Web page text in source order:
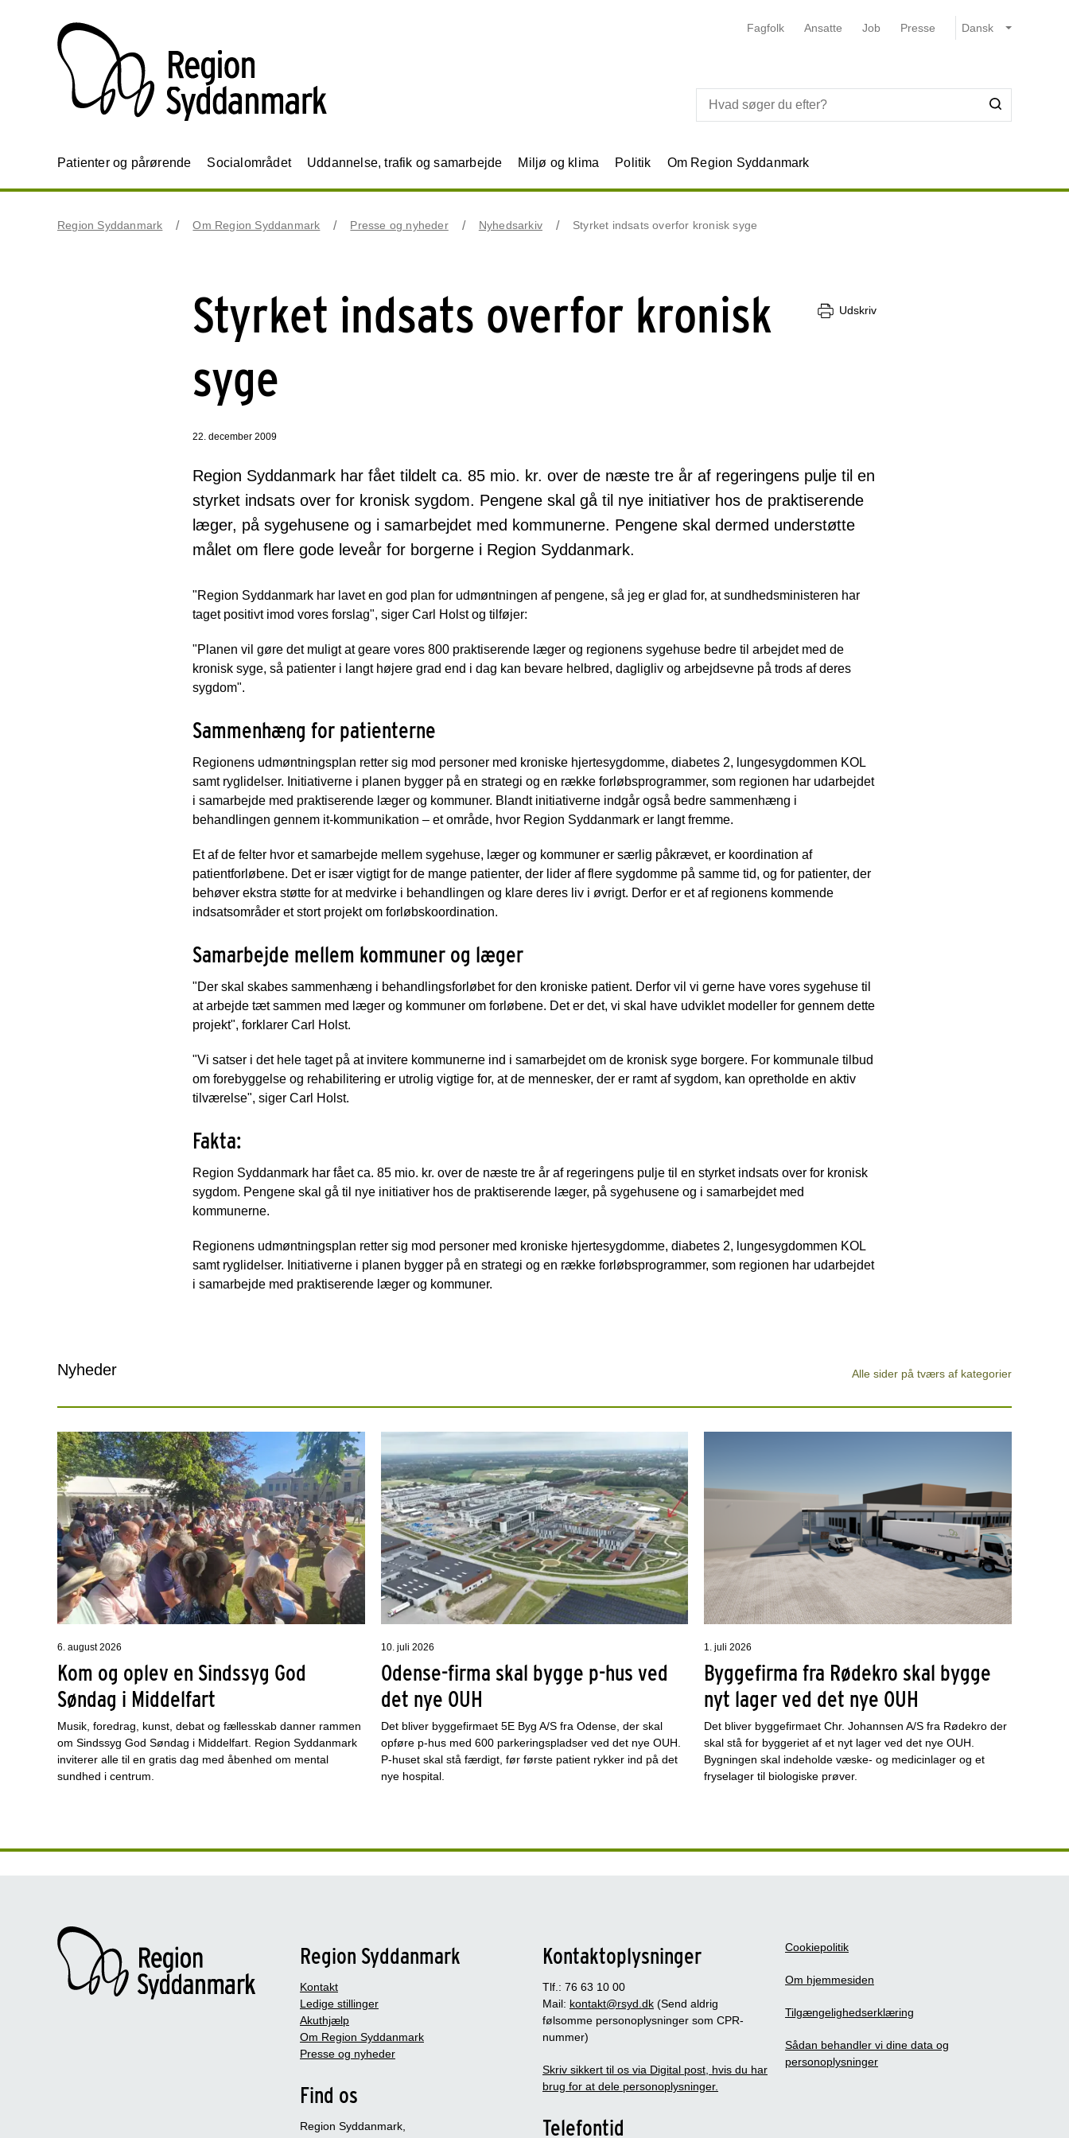
Fagfolk Ansatte Job Presse
Patienter og pårørende Socialområdet Uddannelse, trafik og samarbejde Miljø og klima Politik Om Region Syddanmark
Region Syddanmark Om Region Syddanmark Presse og nyheder Nyhedsarkiv Styrket indsats overfor kronisk syge
Styrket indsats overfor kronisk
syge
Udskriv
22. december 2009
Region Syddanmark har fået tildelt ca. 85 mio. kr. over de næste tre år af regeringens pulje til en
styrket indsats over for kronisk sygdom. Pengene skal gå til nye initiativer hos de praktiserende
læger, på sygehusene og i samarbejdet med kommunerne. Pengene skal dermed understøtte
målet om flere gode leveår for borgerne i Region Syddanmark.
"Region Syddanmark har lavet en god plan for udmøntningen af pengene, så jeg er glad for, at sundhedsministeren har
taget positivt imod vores forslag", siger Carl Holst og tilføjer:
"Planen vil gøre det muligt at geare vores 800 praktiserende læger og regionens sygehuse bedre til arbejdet med de
kronisk syge, så patienter i langt højere grad end i dag kan bevare helbred, dagligliv og arbejdsevne på trods af deres
sygdom".
Sammenhæng for patienterne
Regionens udmøntningsplan retter sig mod personer med kroniske hjertesygdomme, diabetes 2, lungesygdommen KOL
samt ryglidelser. Initiativerne i planen bygger på en strategi og en række forløbsprogrammer, som regionen har udarbejdet
i samarbejde med praktiserende læger og kommuner. Blandt initiativerne indgår også bedre sammenhæng i
behandlingen gennem it-kommunikation – et område, hvor Region Syddanmark er langt fremme.
Et af de felter hvor et samarbejde mellem sygehuse, læger og kommuner er særlig påkrævet, er koordination af
patientforløbene. Det er især vigtigt for de mange patienter, der lider af flere sygdomme på samme tid, og for patienter, der
behøver ekstra støtte for at medvirke i behandlingen og klare deres liv i øvrigt. Derfor er et af regionens kommende
indsatsområder et stort projekt om forløbskoordination.
Samarbejde mellem kommuner og læger
"Der skal skabes sammenhæng i behandlingsforløbet for den kroniske patient. Derfor vil vi gerne have vores sygehuse til
at arbejde tæt sammen med læger og kommuner om forløbene. Det er det, vi skal have udviklet modeller for gennem dette
projekt", forklarer Carl Holst.
"Vi satser i det hele taget på at invitere kommunerne ind i samarbejdet om de kronisk syge borgere. For kommunale tilbud
om forebyggelse og rehabilitering er utrolig vigtige for, at de mennesker, der er ramt af sygdom, kan opretholde en aktiv
tilværelse", siger Carl Holst.
Fakta:
Region Syddanmark har fået ca. 85 mio. kr. over de næste tre år af regeringens pulje til en styrket indsats over for kronisk
sygdom. Pengene skal gå til nye initiativer hos de praktiserende læger, på sygehusene og i samarbejdet med
kommunerne.
Regionens udmøntningsplan retter sig mod personer med kroniske hjertesygdomme, diabetes 2, lungesygdommen KOL
samt ryglidelser. Initiativerne i planen bygger på en strategi og en række forløbsprogrammer, som regionen har udarbejdet
i samarbejde med praktiserende læger og kommuner.
Nyheder Alle sider på tværs af kategorier
6. august 2026
Kom og oplev en Sindssyg God
Søndag i Middelfart
Musik, foredrag, kunst, debat og fællesskab danner rammen
om Sindssyg God Søndag i Middelfart. Region Syddanmark
inviterer alle til en gratis dag med åbenhed om mental
sundhed i centrum.
10. juli 2026
Odense-firma skal bygge p-hus ved
det nye OUH
Det bliver byggefirmaet 5E Byg A/S fra Odense, der skal
opføre p-hus med 600 parkeringspladser ved det nye OUH.
P-huset skal stå færdigt, før første patient rykker ind på det
nye hospital.
1. juli 2026
Byggefirma fra Rødekro skal bygge
nyt lager ved det nye OUH
Det bliver byggefirmaet Chr. Johannsen A/S fra Rødekro der
skal stå for byggeriet af et nyt lager ved det nye OUH.
Bygningen skal indeholde væske- og medicinlager og et
fryselager til biologiske prøver.
Region Syddanmark
Kontakt
Ledige stillinger
Akuthjælp
Om Region Syddanmark
Presse og nyheder
Find os
Region Syddanmark,
Kontaktoplysninger
Tlf.: 76 63 10 00
Mail: kontakt@rsyd.dk (Send aldrig
følsomme personoplysninger som CPR-
nummer)
Skriv sikkert til os via Digital post, hvis du har
brug for at dele personoplysninger.
Telefontid
Cookiepolitik
Om hjemmesiden
Tilgængelighedserklæring
Sådan behandler vi dine data og
personoplysninger